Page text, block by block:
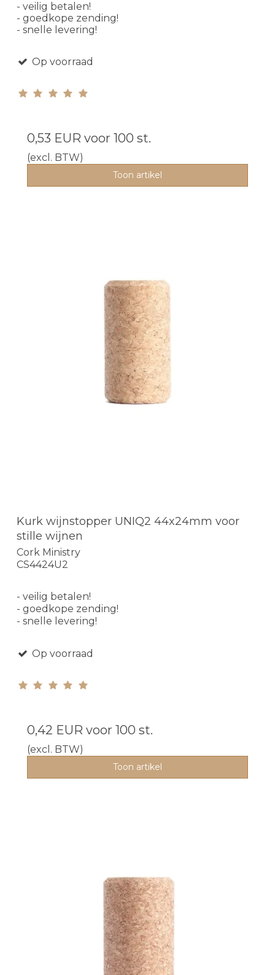
- veilig betalen!
- goedkope zending!
- snelle levering!
Op voorraad
0,53 EUR voor 100 st.
(excl. BTW)
Toon artikel
Kurk wijnstopper UNIQ2 44x24mm voor
stille wijnen
Cork Ministry
CS4424U2
- veilig betalen!
- goedkope zending!
- snelle levering!
Op voorraad
0,42 EUR voor 100 st.
(excl. BTW)
Toon artikel